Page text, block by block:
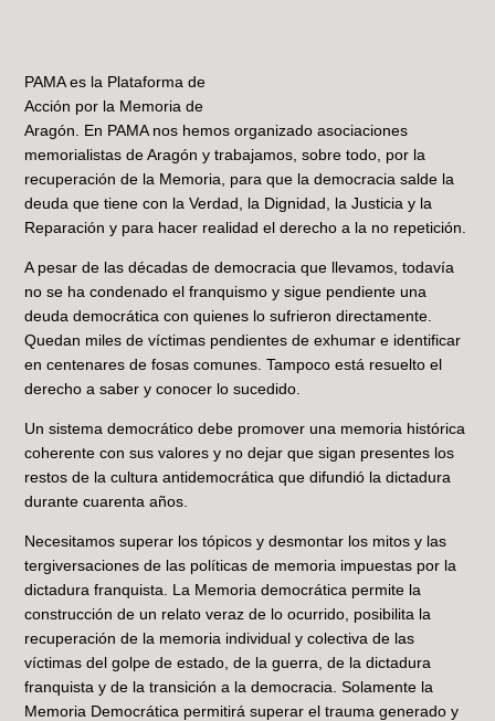
PAMA es la Plataforma de
Acción por la Memoria de
Aragón. En PAMA nos hemos organizado asociaciones
memorialistas de Aragón y trabajamos, sobre todo, por la
recuperación de la Memoria, para que la democracia salde la
deuda que tiene con la Verdad, la Dignidad, la Justicia y la
Reparación y para hacer realidad el derecho a la no repetición.
A pesar de las décadas de democracia que llevamos, todavía
no se ha condenado el franquismo y sigue pendiente una
deuda democrática con quienes lo sufrieron directamente.
Quedan miles de víctimas pendientes de exhumar e identificar
en centenares de fosas comunes. Tampoco está resuelto el
derecho a saber y conocer lo sucedido.
Un sistema democrático debe promover una memoria histórica
coherente con sus valores y no dejar que sigan presentes los
restos de la cultura antidemocrática que difundió la dictadura
durante cuarenta años.
Necesitamos superar los tópicos y desmontar los mitos y las
tergiversaciones de las políticas de memoria impuestas por la
dictadura franquista. La Memoria democrática permite la
construcción de un relato veraz de lo ocurrido, posibilita la
recuperación de la memoria individual y colectiva de las
víctimas del golpe de estado, de la guerra, de la dictadura
franquista y de la transición a la democracia. Solamente la
Memoria Democrática permitirá superar el trauma generado y